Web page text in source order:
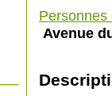
Personnes
Avenue